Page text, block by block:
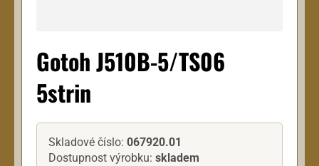
Gotoh J510B-5/TS06
5strin
Skladové číslo: 067920.01
Dostupnost výrobku: skladem